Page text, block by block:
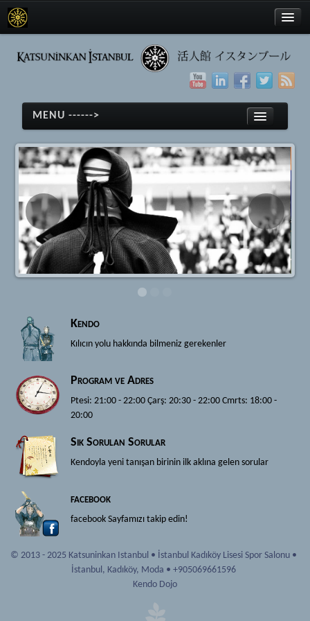
English
日本語
Kendo
Kendo
Tarihçe
Ekipmanlar
Iaido ve Jodo
Dojo
Mon
Hakkımızda
Haberler
Kaynak
Bağlantılar
Tavsiyeler
Galeri
MENU ------>
Türkçe
English
日本語
Anasayfa
Kendo
Tarihçe
Terimler
Iaido ve Jodo
Dojo
Katsuninkan
Hakkımızda
Haberler
Kaynak
Kendo
Kılıcın yolu hakkında bilmeniz gerekenler
Program ve Adres
Ptesi: 21:00 - 22:00 Çarş: 20:30 - 22:00 Cmrts: 18:00 -
20:00
Sık Sorulan Sorular
Kendoyla yeni tanışan birinin ilk aklına gelen sorular
facebook
facebook Sayfamızı takip edin!
© 2013 - 2025 Katsuninkan Istanbul • İstanbul Kadıköy Lisesi Spor Salonu•
İstanbul , Kadıköy, Moda • +905069661596
Kendo Dojo